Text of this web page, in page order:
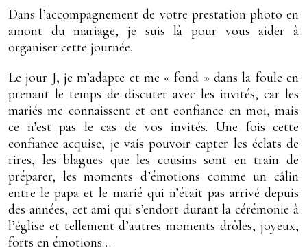
Dans l’accompagnement de votre prestation photo en
amont du mariage, je suis là pour vous aider à
organiser cette journée.
Le jour J, je m’adapte et me « fond » dans la foule en
prenant le temps de discuter avec les invités, car les
mariés me connaissent et ont confiance en moi, mais
ce n’est pas le cas de vos invités. Une fois cette
confiance acquise, je vais pouvoir capter les éclats de
rires, les blagues que les cousins sont en train de
préparer, les moments d’émotions comme un câlin
entre le papa et le marié qui n’était pas arrivé depuis
des années, cet ami qui s’endort durant la cérémonie à
l’église et tellement d’autres moments drôles, joyeux,
forts en émotions…